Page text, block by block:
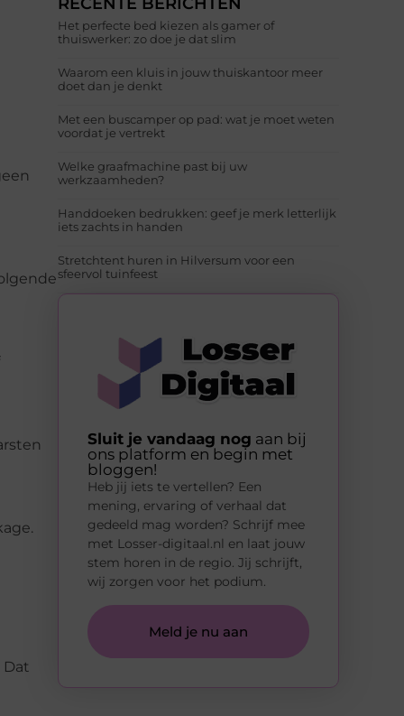
Dat
Het perfecte bed kiezen als gamer of
thuiswerker: zo doe je dat slim
Waarom een kluis in jouw thuiskantoor meer
doet dan je denkt
Met een buscamper op pad: wat je moet weten
voordat je vertrekt
Welke graafmachine past bij uw
werkzaamheden?
Handdoeken bedrukken: geef je merk letterlijk
iets zachts in handen
Stretchtent huren in Hilversum voor een
sfeervol tuinfeest
Sluit je vandaag nog aan bij
ons platform en begin met
bloggen!
Heb jij iets te vertellen? Een
mening, ervaring of verhaal dat
gedeeld mag worden? Schrijf mee
met Losser-digitaal.nl en laat jouw
stem horen in de regio. Jij schrijft,
wij zorgen voor het podium.
Meld je nu aan